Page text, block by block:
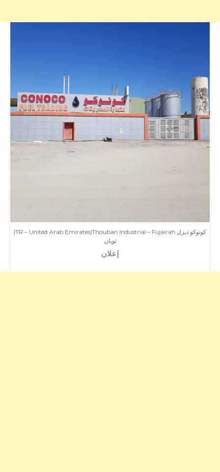
كونوكو ديزل TR – United Arab Emirates|Thouban Industrial – Fujairah|
ثوبان
إعلان